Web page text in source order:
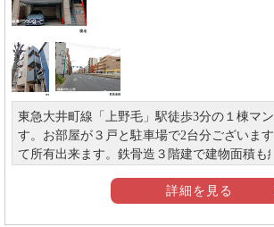
東急大井町線「上野毛」駅徒歩3分の１棟マ
す。お部屋が３戸と駐車場で2台分ございま
て所有出来ます。鉄骨造３階建で建物面積も
詳細を見る